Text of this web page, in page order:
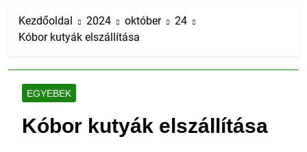
Kezdőoldal 2024 október
24
Kóbor kutyák elszállítása
EGYEBEK
Kóbor kutyák elszállítása